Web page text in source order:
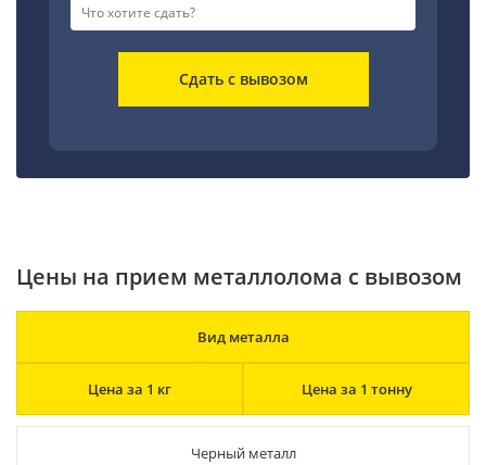
Сдать с вывозом
Цены на прием металлолома с вывозом
Вид металла
Цена за 1 кг Цена за 1 тонну
Черный металл